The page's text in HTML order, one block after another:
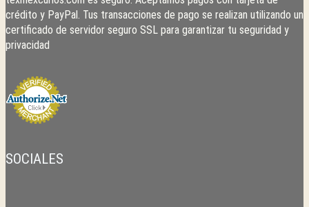
crédito y PayPal. Tus transacciones de pago se realizan utilizando un
certificado de servidor seguro SSL para garantizar tu seguridad y
privacidad
SOCIALES